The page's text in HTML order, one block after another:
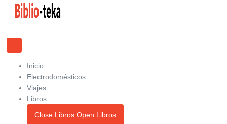
Inicio
Electrodomésticos
Viajes
Libros
Close Libros Open Libros